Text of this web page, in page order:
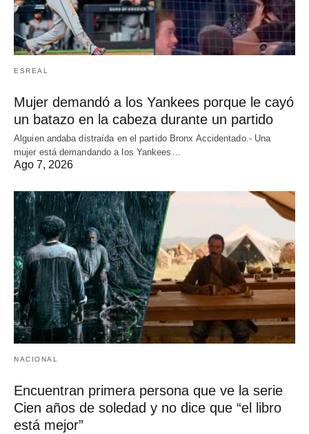
ESREAL
Mujer demandó a los Yankees porque le cayó
un batazo en la cabeza durante un partido
Alguien andaba distraída en el partido Bronx Accidentado.- Una
mujer está demandando a los Yankees…
Ago 7, 2026
NACIONAL
Encuentran primera persona que ve la serie
Cien años de soledad y no dice que “el libro
está mejor”